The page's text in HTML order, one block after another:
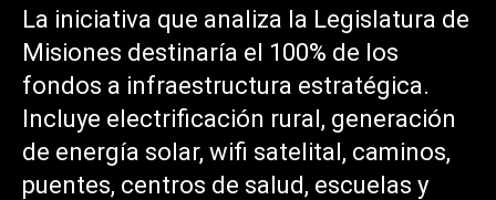
La iniciativa que analiza la Legislatura de
Misiones destinaría el 100% de los
fondos a infraestructura estratégica.
Incluye electrificación rural, generación
de energía solar, wifi satelital, caminos,
puentes, centros de salud, escuelas y